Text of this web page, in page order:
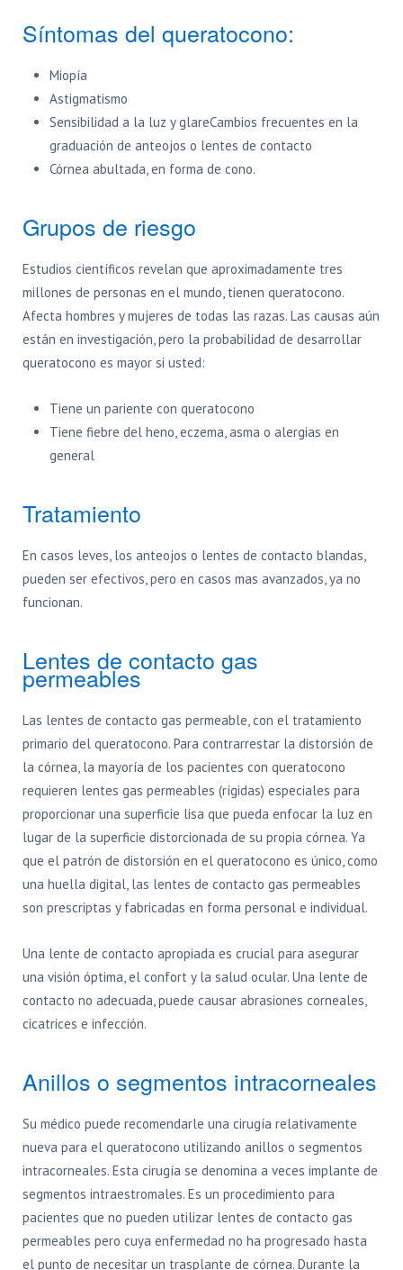
Síntomas del queratocono:
Miopía
Astigmatismo
Sensibilidad a la luz y glareCambios frecuentes en la
graduación de anteojos o lentes de contacto
Córnea abultada, en forma de cono.
Grupos de riesgo
Estudios científicos revelan que aproximadamente tres
millones de personas en el mundo, tienen queratocono.
Afecta hombres y mujeres de todas las razas. Las causas aún
están en investigación, pero la probabilidad de desarrollar
queratocono es mayor si usted:
Tiene un pariente con queratocono
Tiene fiebre del heno, eczema, asma o alergias en
general
Tratamiento
En casos leves, los anteojos o lentes de contacto blandas,
pueden ser efectivos, pero en casos mas avanzados, ya no
funcionan.
Lentes de contacto gas
permeables
Las lentes de contacto gas permeable, con el tratamiento
primario del queratocono. Para contrarrestar la distorsión de
la córnea, la mayoría de los pacientes con queratocono
requieren lentes gas permeables (rígidas) especiales para
proporcionar una superficie lisa que pueda enfocar la luz en
lugar de la superficie distorcionada de su propia córnea. Ya
que el patrón de distorsión en el queratocono es único, como
una huella digital, las lentes de contacto gas permeables
son prescriptas y fabricadas en forma personal e individual.
Una lente de contacto apropiada es crucial para asegurar
una visión óptima, el confort y la salud ocular. Una lente de
contacto no adecuada, puede causar abrasiones corneales,
cicatrices e infección.
Anillos o segmentos intracorneales
Su médico puede recomendarle una cirugía relativamente
nueva para el queratocono utilizando anillos o segmentos
intracorneales. Esta cirugía se denomina a veces implante de
segmentos intraestromales. Es un procedimiento para
pacientes que no pueden utilizar lentes de contacto gas
permeables pero cuya enfermedad no ha progresado hasta
el punto de necesitar un trasplante de córnea. Durante la